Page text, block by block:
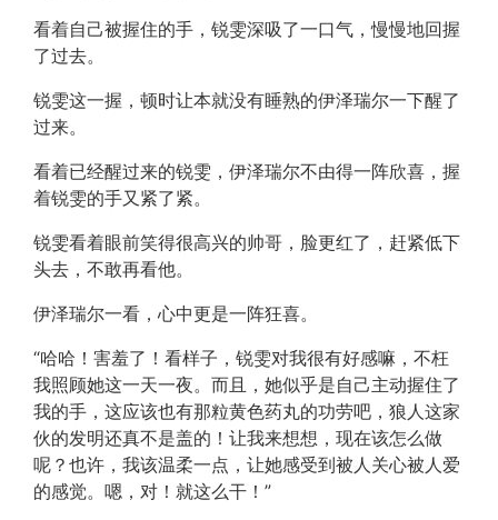
看着自己被握住的手，锐雯深吸了一口气，慢慢地回握
了过去。
锐雯这一握，顿时让本就没有睡熟的伊泽瑞尔一下醒了
过来。
看着已经醒过来的锐雯，伊泽瑞尔不由得一阵欣喜，握
着锐雯的手又紧了紧。
锐雯看着眼前笑得很高兴的帅哥，脸更红了，赶紧低下
头去，不敢再看他。
伊泽瑞尔一看，心中更是一阵狂喜。
“哈哈！害羞了！看样子，锐雯对我很有好感嘛，不枉
我照顾她这一天一夜。而且，她似乎是自己主动握住了
我的手，这应该也有那粒黄色药丸的功劳吧，狼人这家
伙的发明还真不是盖的！让我来想想，现在该怎么做
呢？也许，我该温柔一点，让她感受到被人关心被人爱
的感觉。嗯，对！就这么干！”